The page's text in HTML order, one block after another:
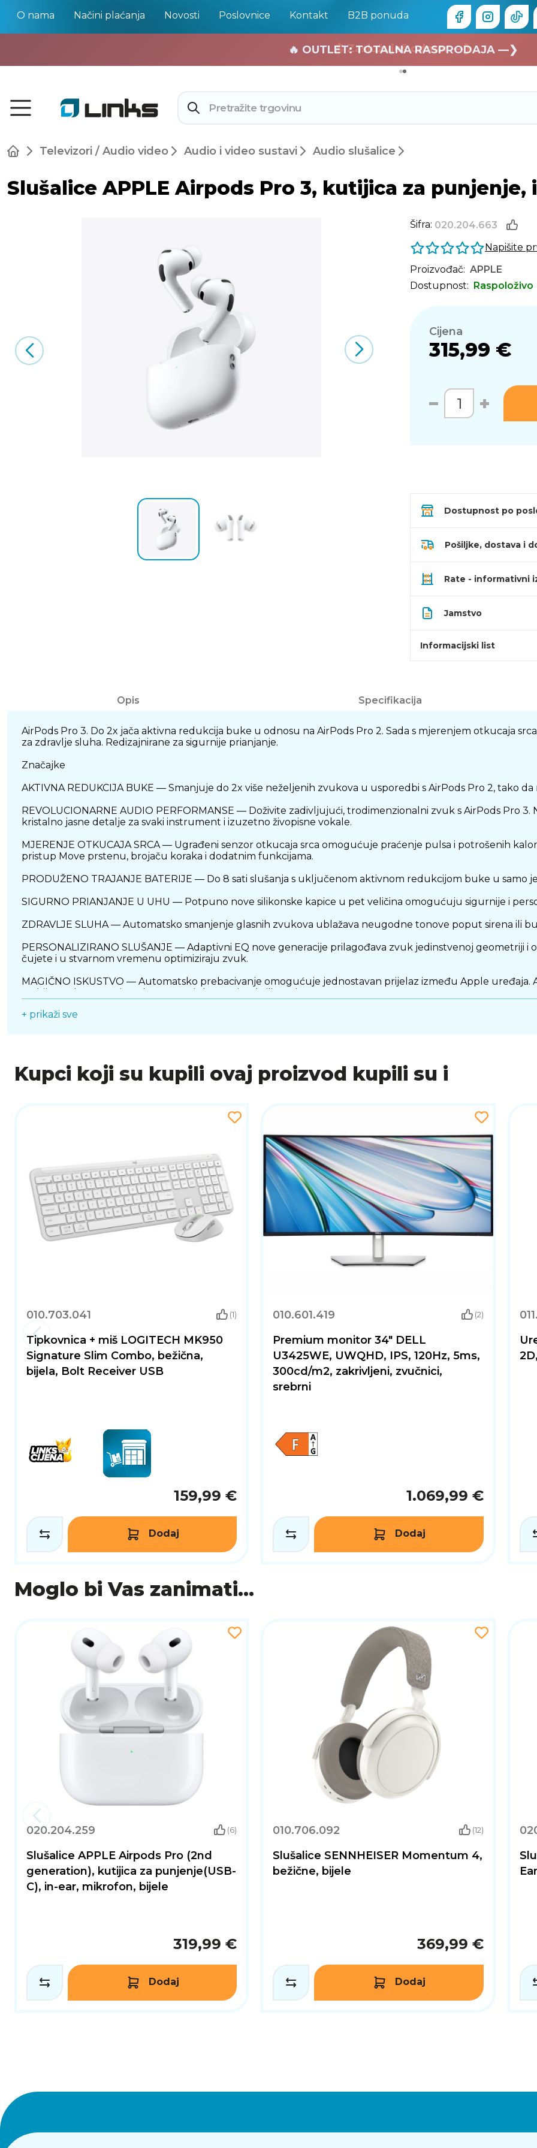
O nama Načini plaćanja Novosti Poslovnice Kontakt B2B ponuda
🏄 Zaslužuješ odmor —❯
🔥 OUTLET: TOTALNA RASPRODAJA —❯
Televizori / Audio video Audio i video sustavi Audio slušalice
Slušalice APPLE Airpods Pro 3, kutijica za
Šifra: 020.204.663
Napišite
Proizvođač: APPLE
Dostupnost: Raspoloživo
Cijena
315,99 €
Dostupnost po
Pošiljke, dostava i
Rate - informativni
Jamstvo
Informacijski list
Opis Specifikacija
AirPods Pro 3. Do 2x jača aktivna redukcija buke u odnosu na AirPods Pro 2. Sada s mjerenjem otkucaja
za zdravlje sluha. Redizajnirane za sigurnije prianjanje.
Značajke
AKTIVNA REDUKCIJA BUKE — Smanjuje do 2x više neželjenih zvukova u usporedbi s AirPods Pro 2, tako
REVOLUCIONARNE AUDIO PERFORMANSE — Doživite zadivljujući, trodimenzionalni zvuk s AirPods Pro
kristalno jasne detalje za svaki instrument i izuzetno živopisne vokale.
MJERENJE OTKUCAJA SRCA — Ugrađeni senzor otkucaja srca omogućuje praćenje pulsa i potrošenih
pristup Move prstenu, brojaču koraka i dodatnim funkcijama.
PRODUŽENO TRAJANJE BATERIJE — Do 8 sati slušanja s uključenom aktivnom redukcijom buke u samo
SIGURNO PRIANJANJE U UHU — Potpuno nove silikonske kapice u pet veličina omogućuju sigurnije i
ZDRAVLJE SLUHA — Automatsko smanjenje glasnih zvukova ublažava neugodne tonove poput sirena ili
PERSONALIZIRANO SLUŠANJE — Adaptivni EQ nove generacije prilagođava zvuk jedinstvenoj geometriji
čujete i u stvarnom vremenu optimiziraju zvuk.
MAGIČNO ISKUSTVO — Automatsko prebacivanje omogućuje jednostavan prijelaz između Apple
emisije na dva para AirPodsa putem iPhonea, iPada ili Apple TV-a.
+ prikaži sve
Kupci koji su kupili ovaj proizvod kupili su i
010.703.041 (1)
Tipkovnica + miš LOGITECH MK950
Signature Slim Combo, bežična,
bijela, Bolt Receiver USB
159,99 €
Dodaj
010.601.419 (2)
Premium monitor 34" DELL
U3425WE, UWQHD, IPS, 120Hz, 5ms,
300cd/m2, zakrivljeni, zvučnici,
srebrni
1.069,99 €
Dodaj
Moglo bi Vas zanimati...
020.204.259 (6)
Slušalice APPLE Airpods Pro (2nd
generation), kutijica za punjenje(USB-
C), in-ear, mikrofon, bijele
319,99 €
Dodaj
010.706.092 (12)
Slušalice SENNHEISER Momentum 4,
bežične, bijele
369,99 €
Dodaj